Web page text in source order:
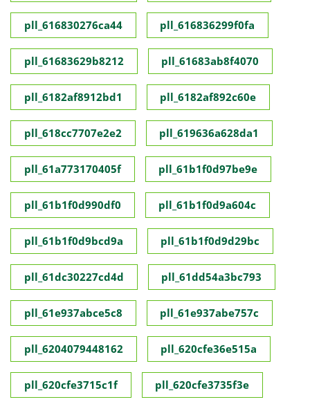
pll_616830276ca44 pll_616836299f0fa
pll_61683629b8212 pll_61683ab8f4070
pll_6182af8912bd1 pll_6182af892c60e
pll_618cc7707e2e2 pll_619636a628da1
pll_61a773170405f pll_61b1f0d97be9e
pll_61b1f0d990df0 pll_61b1f0d9a604c
pll_61b1f0d9bcd9a pll_61b1f0d9d29bc
pll_61dc30227cd4d pll_61dd54a3bc793
pll_61e937abce5c8 pll_61e937abe757c
pll_6204079448162 pll_620cfe36e515a
pll_620cfe3715c1f pll_620cfe3735f3e